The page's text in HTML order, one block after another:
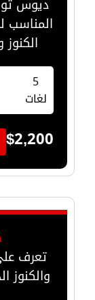
المناسب
5
لغات
$2,200
تعرف